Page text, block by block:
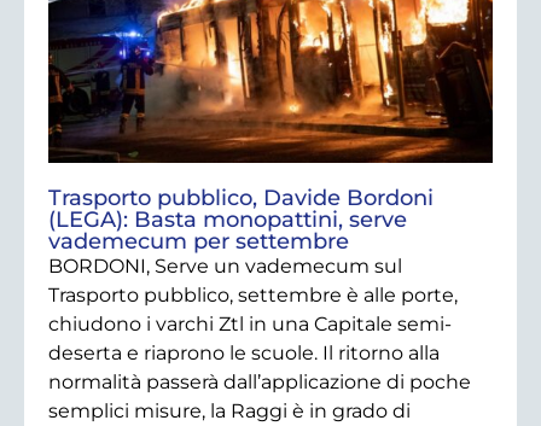
Trasporto pubblico, Davide Bordoni
(LEGA): Basta monopattini, serve
vademecum per settembre
BORDONI, Serve un vademecum sul
Trasporto pubblico, settembre è alle porte,
chiudono i varchi Ztl in una Capitale semi-
deserta e riaprono le scuole. Il ritorno alla
normalità passerà dall’applicazione di poche
semplici misure, la Raggi è in grado di